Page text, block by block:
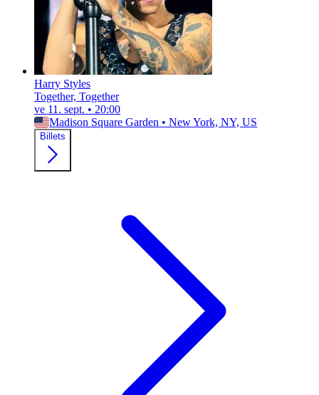
Harry Styles
Together, Together
ve 11. sept. • 20:00
Madison Square Garden • New York, NY, US
Billets